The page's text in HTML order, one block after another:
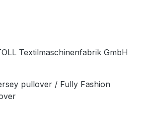
Textilmaschinenfabrik GmbH
immagini